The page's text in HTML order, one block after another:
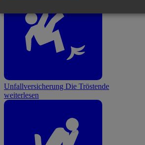
Unfallversicherung Die Tröstende
weiterlesen